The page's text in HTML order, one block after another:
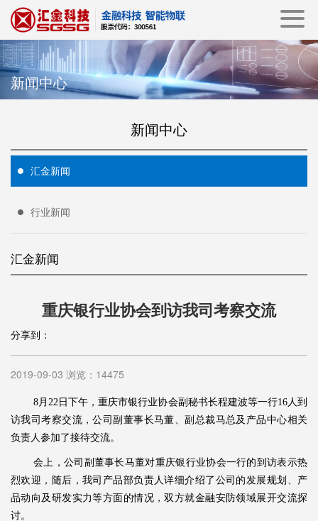
新闻中心
新闻中心
汇金新闻
行业新闻
汇金新闻
重庆银行业协会到访我司考察交流
分享到：
2019-09-03 浏览：14475
8月22日下午，重庆市银行业协会副秘书长程建波等一行16人到
访我司考察交流，公司副董事长马董、副总裁马总及产品中心相关
负责人参加了接待交流。
会上，公司副董事长马董对重庆银行业协会一行的到访表示热
烈欢迎，随后，我司产品部负责人详细介绍了公司的发展规划、产
品动向及研发实力等方面的情况，双方就金融安防领域展开交流探
讨。